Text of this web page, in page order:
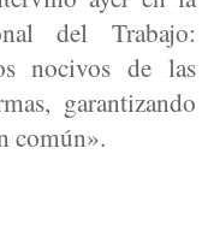
del Trabajo:
nocivos de las
garantizando
común».